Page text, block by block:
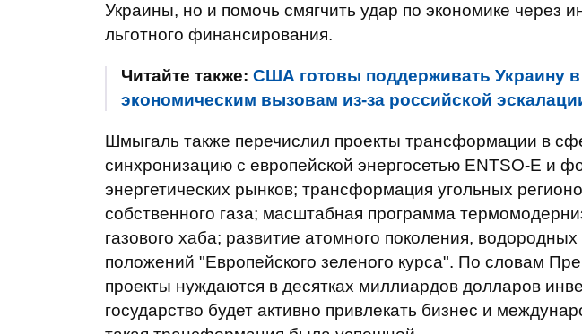
Украины, но и помочь смягчить удар по экономике через
льготного финансирования.
Читайте также: США готовы поддерживать Украину
экономическим вызовам из-за российской
Шмыгаль также перечислил проекты трансформации в
синхронизацию с европейской энергосетью ENTSO-E и
энергетических рынков; трансформация угольных
собственного газа; масштабная программа
газового хаба; развитие атомного поколения,
положений "Европейского зеленого курса". По словам
проекты нуждаются в десятках миллиардов долларов
государство будет активно привлекать бизнес и